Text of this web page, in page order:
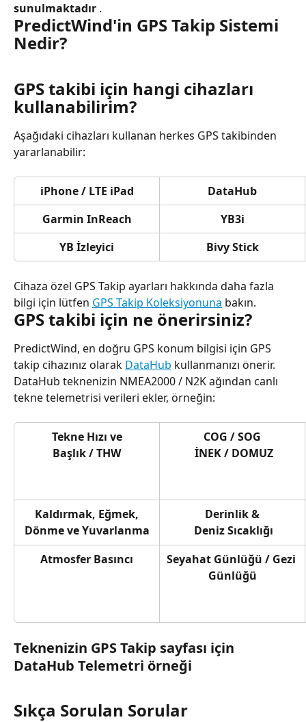
sunulmaktadır .
PredictWind'in GPS Takip Sistemi
Nedir?
GPS takibi için hangi cihazları
kullanabilirim?
Aşağıdaki cihazları kullanan herkes GPS takibinden
yararlanabilir:
iPhone / LTE iPad
DataHub
Garmin InReach
YB3i
YB İzleyici
Bivy Stick
Cihaza özel GPS Takip ayarları hakkında daha fazla
bilgi için lütfen GPS Takip Koleksiyonuna bakın.
GPS takibi için ne önerirsiniz?
PredictWind, en doğru GPS konum bilgisi için GPS
takip cihazınız olarak DataHub kullanmanızı önerir.
DataHub teknenizin NMEA2000 / N2K ağından canlı
tekne telemetrisi verileri ekler, örneğin:
Tekne Hızı ve
Başlık / THW
COG / SOG
İNEK / DOMUZ
Kaldırmak, Eğmek,
Dönme ve Yuvarlanma
Derinlik &
Deniz Sıcaklığı
Atmosfer Basıncı
Seyahat Günlüğü / Gezi
Günlüğü
Teknenizin GPS Takip sayfası için
DataHub Telemetri örneği
Sıkça Sorulan Sorular